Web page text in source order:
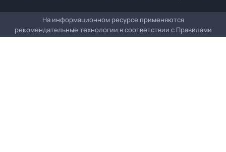
На информационном ресурсе применяются
рекомендательные технологии в соответствии с Правилами